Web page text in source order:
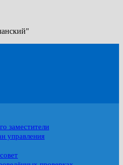
заместители
управления